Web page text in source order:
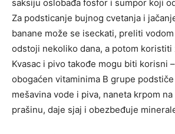
saksiju oslobađa fosfor i sumpor koji
Za podsticanje bujnog cvetanja i
banane može se iseckati, preliti
odstoji nekoliko dana, a potom koristiti
Kvasac i pivo takođe mogu biti korisni
obogaćen vitaminima B grupe
mešavina vode i piva, naneta krpom
prašinu, daje sjaj i obezbeđuje